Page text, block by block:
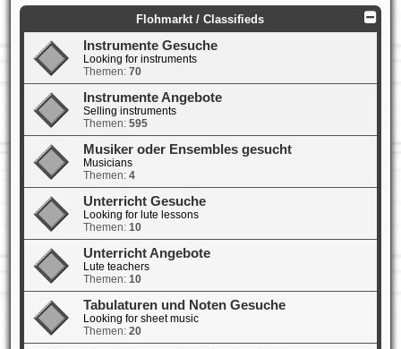
Flohmarkt / Classifieds
Instrumente Gesuche
Looking for instruments
Themen: 70
Instrumente Angebote
Selling instruments
Themen: 595
Musiker oder Ensembles gesucht
Musicians
Themen: 4
Unterricht Gesuche
Looking for lute lessons
Themen: 10
Unterricht Angebote
Lute teachers
Themen: 10
Tabulaturen und Noten Gesuche
Looking for sheet music
Themen: 20